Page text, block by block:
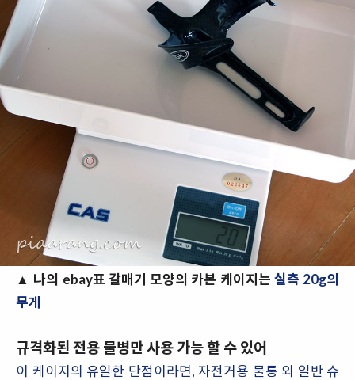
▲ 나의 ebay표 갈매기 모양의 카본 케이지는 실측 20g의
무게
규격화된 전용 물병만 사용 가능 할 수 있어
이 케이지의 유일한 단점이라면, 자전거용 물통 외 일반 슈